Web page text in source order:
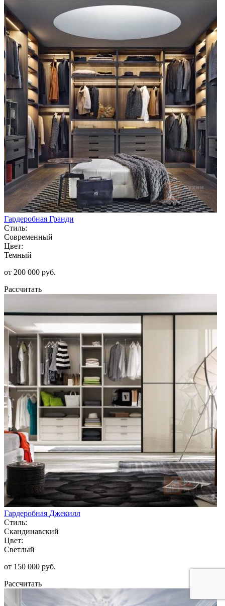
Гардеробная Гранди
Стиль:
Современный
Цвет:
Темный
от 200 000 руб.
Рассчитать
Гардеробная Джекилл
Стиль:
Скандинавский
Цвет:
Светлый
от 150 000 руб.
Рассчитать